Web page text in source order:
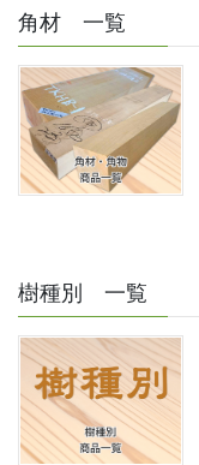
角材 一覧
樹種別 一覧